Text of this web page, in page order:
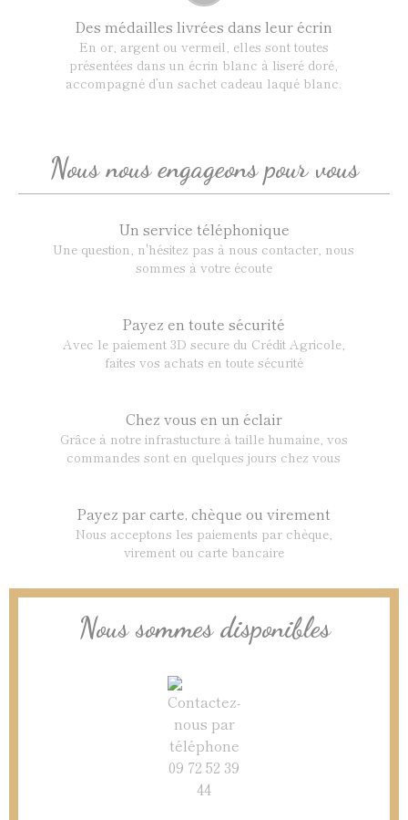
Des médailles livrées dans leur écrin
En or, argent ou vermeil, elles sont toutes
présentées dans un écrin blanc à liseré doré,
accompagné d’un sachet cadeau laqué blanc.
Nous nous engageons pour vous
Un service téléphonique
Une question, n'hésitez pas à nous contacter, nous
sommes à votre écoute
Payez en toute sécurité
Avec le paiement 3D secure du Crédit Agricole,
faites vos achats en toute sécurité
Chez vous en un éclair
Grâce à notre infrastucture à taille humaine, vos
commandes sont en quelques jours chez vous
Payez par carte, chèque ou virement
Nous acceptons les paiements par chèque,
virement ou carte bancaire
Nous sommes disponibles